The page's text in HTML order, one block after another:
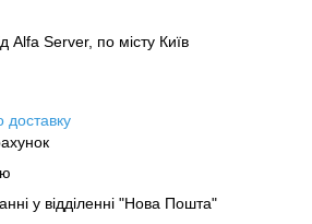
Alfa Server, по місту Київ
доставку
у відділенні "Нова Пошта"